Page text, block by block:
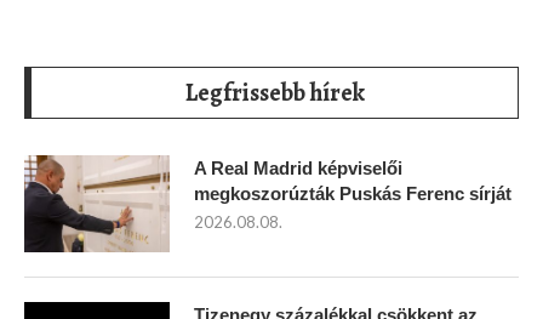
Legfrissebb hírek
A Real Madrid képviselői
megkoszorúzták Puskás Ferenc sírját
2026.08.08.
Tizenegy százalékkal csökkent az